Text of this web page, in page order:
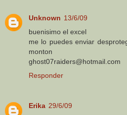
Unknown 13/6/09
buenisimo el excel
me lo puedes enviar
monton
ghost07raiders@hotmail.com
Responder
Erika 29/6/09